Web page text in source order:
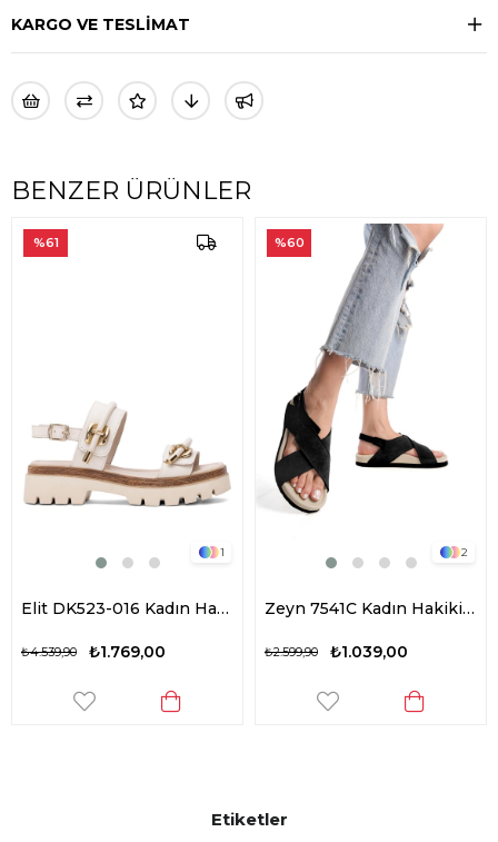
KARGO VE TESLİMAT
BENZER ÜRÜNLER
Elit DK523-016 Kadın Hakiki Deri Düz Sandalet Bej
₺1.769,00
Zeyn 7541C Kadın Hakiki Deri Düz Sandalet Siyah
₺1.039,00
₺2.599,90
Etiketler